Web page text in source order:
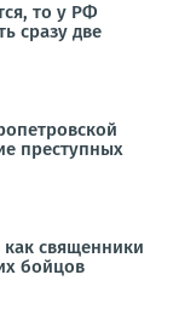
то у РФ
сразу две
преступных
священники
бойцов